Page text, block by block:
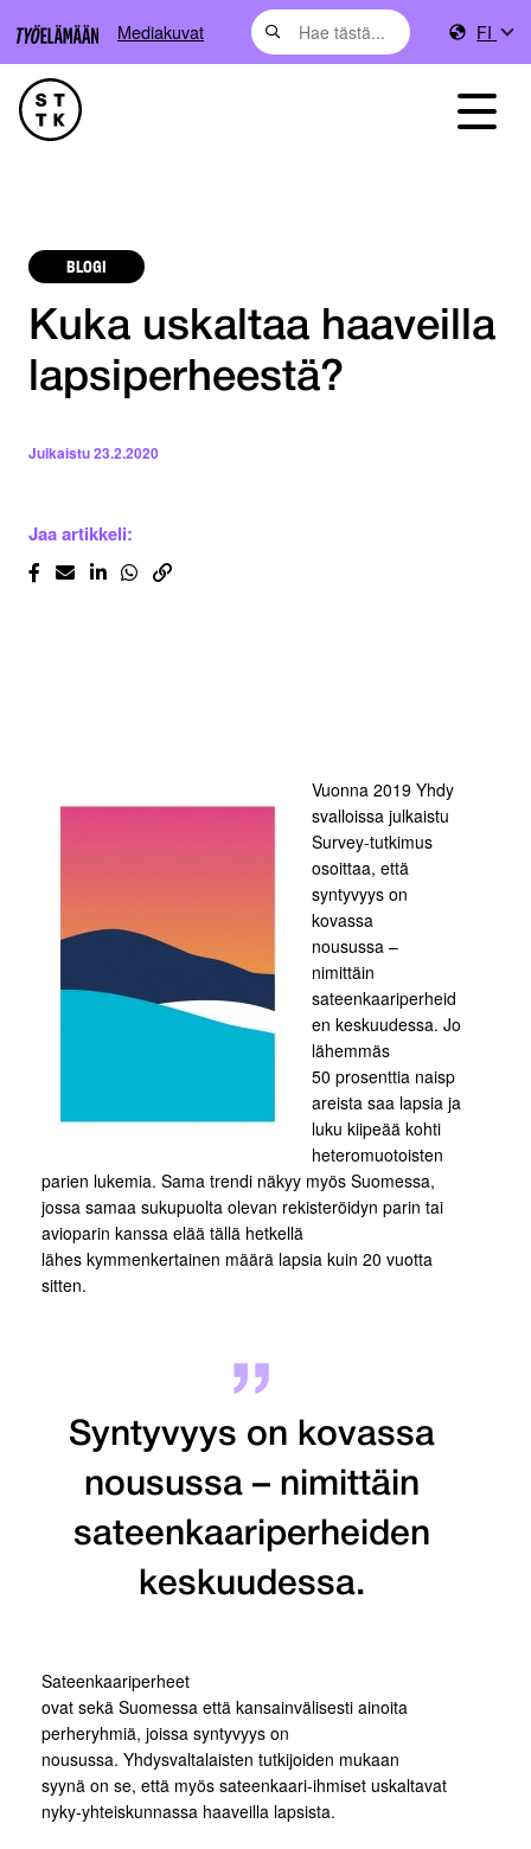
Mediakuvat FI
BLOGI
Kuka uskaltaa haaveilla
lapsiperheestä?
Julkaistu23.2.2020
Jaa artikkeli:
Vuonna 2019 Yhdy
svalloissa julkaistu
Survey-tutkimus
osoittaa, että
syntyvyys on
kovassa
nousussa –
nimittäin
sateenkaariperheid
en keskuudessa. Jo
lähemmäs
50 prosenttia naisp
areista saa lapsia ja
luku kiipeää kohti
heteromuotoisten
parien lukemia. Sama trendi näkyy myös Suomessa,
jossa samaa sukupuolta olevan rekisteröidyn parin tai
avioparin kanssa elää tällä hetkellä
lähes kymmenkertainen määrä lapsia kuin 20 vuotta
sitten.
Syntyvyys on kovassa
nousussa – nimittäin
sateenkaariperheiden
keskuudessa.
Sateenkaariperheet
ovat sekä Suomessa että kansainvälisesti ainoita
perheryhmiä, joissa syntyvyys on
nousussa. Yhdysvaltalaisten tutkijoiden mukaan
syynä on se, että myös sateenkaari-ihmiset uskaltavat
nyky-yhteiskunnassa haaveilla lapsista.